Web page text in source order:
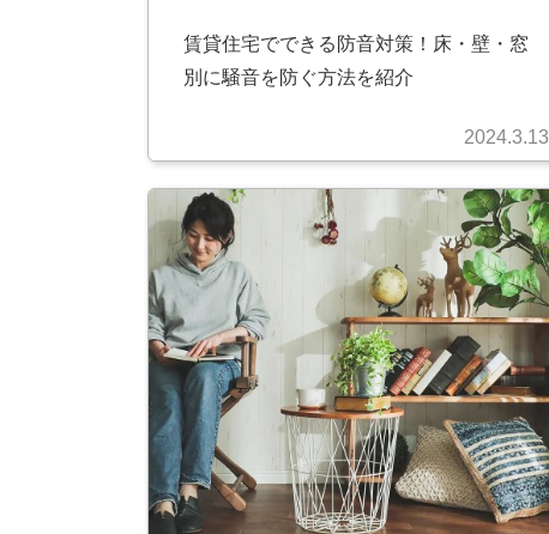
賃貸住宅でできる防音対策！床・壁・窓
別に騒音を防ぐ方法を紹介
2024.3.13